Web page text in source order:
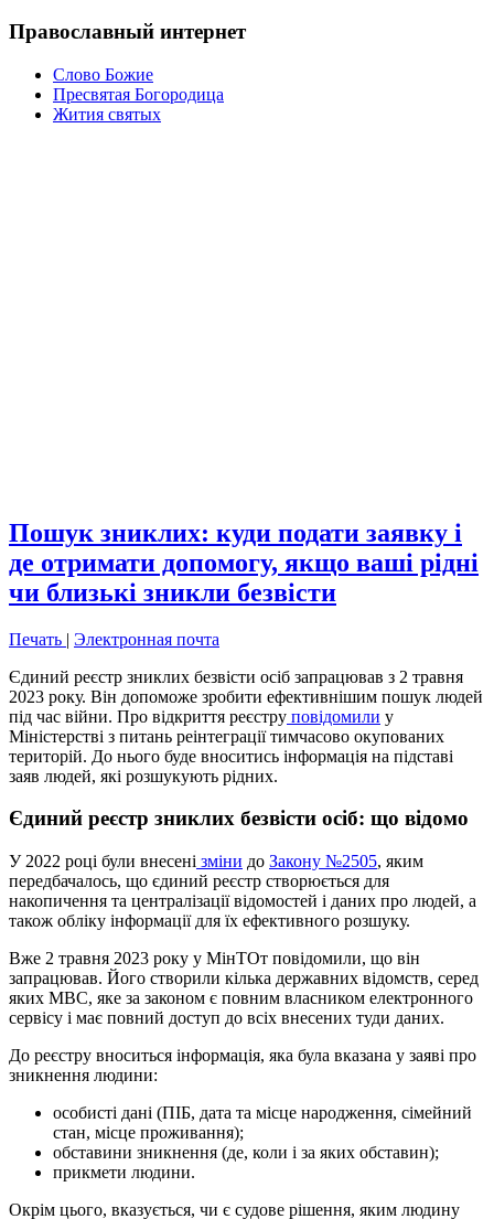
Православный интернет
Слово Божие
Пресвятая Богородица
Жития святых
Пошук зниклих: куди подати заявку і
де отримати допомогу, якщо ваші рідні
чи близькі зникли безвісти
Печать | Электронная почта
Єдиний реєстр зниклих безвісти осіб запрацював з 2 травня
2023 року. Він допоможе зробити ефективнішим пошук людей
під час війни. Про відкриття реєстру повідомили у
Міністерстві з питань реінтеграції тимчасово окупованих
територій. До нього буде вноситись інформація на підставі
заяв людей, які розшукують рідних.
Єдиний реєстр зниклих безвісти осіб: що відомо
У 2022 році були внесені зміни до Закону №2505, яким
передбачалось, що єдиний реєстр створюється для
накопичення та централізації відомостей і даних про людей, а
також обліку інформації для їх ефективного розшуку.
Вже 2 травня 2023 року у МінТОт повідомили, що він
запрацював. Його створили кілька державних відомств, серед
яких МВС, яке за законом є повним власником електронного
сервісу і має повний доступ до всіх внесених туди даних.
До реєстру вноситься інформація, яка була вказана у заяві про
зникнення людини:
особисті дані (ПІБ, дата та місце народження, сімейний
стан, місце проживання);
обставини зникнення (де, коли і за яких обставин);
прикмети людини.
Окрім цього, вказується, чи є судове рішення, яким людину